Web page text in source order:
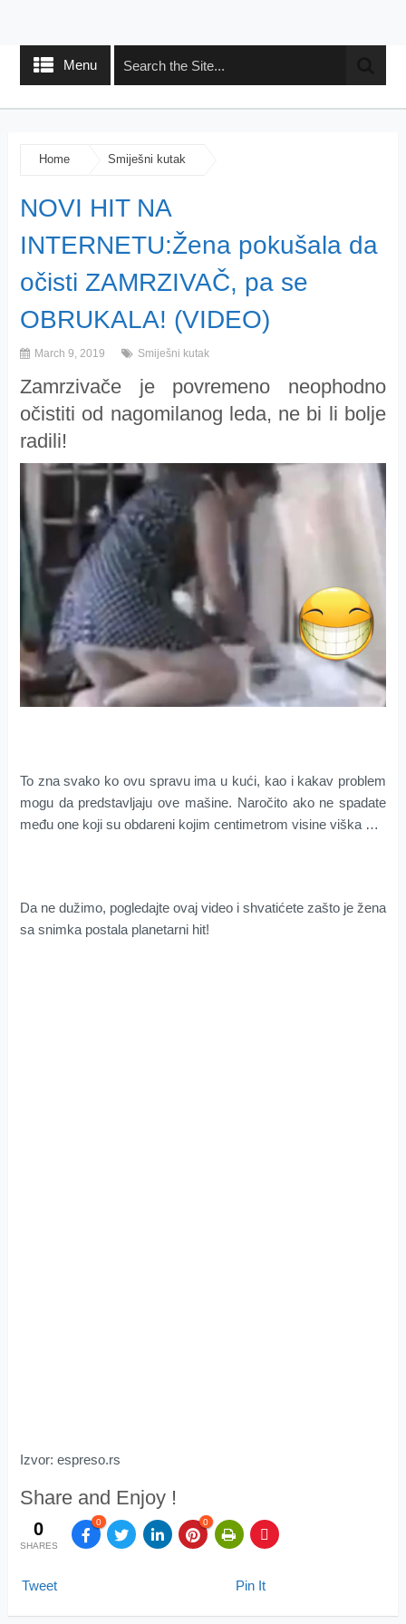
Menu
Home Smiješni kutak
NOVI HIT NA
INTERNETU:Žena pokušala da
očisti ZAMRZIVAČ, pa se
OBRUKALA! (VIDEO)
March 9, 2019 Smiješni kutak
Zamrzivače je povremeno neophodno
očistiti od nagomilanog leda, ne bi li bolje
radili!
To zna svako ko ovu spravu ima u kući, kao i kakav problem
mogu da predstavljaju ove mašine. Naročito ako ne spadate
među one koji su obdareni kojim centimetrom visine viška …
Da ne dužimo, pogledajte ovaj video i shvatićete zašto je žena
sa snimka postala planetarni hit!
Izvor: espreso.rs
Share and Enjoy !
0
SHARES
0 0
Tweet Pin It